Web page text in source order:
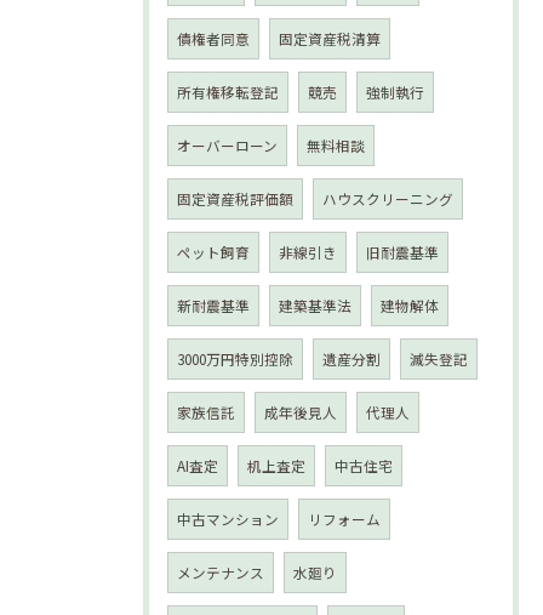
債権者同意 固定資産税清算
所有権移転登記 競売 強制執行
オーバーローン 無料相談
固定資産税評価額 ハウスクリーニング
ペット飼育 非線引き 旧耐震基準
新耐震基準 建築基準法 建物解体
3000万円特別控除 遺産分割 滅失登記
家族信託 成年後見人 代理人
AI査定 机上査定 中古住宅
中古マンション リフォーム
メンテナンス 水廻り